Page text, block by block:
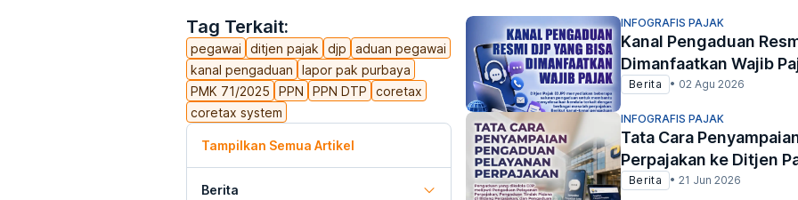
Tag Terkait:
pegawai ditjen pajak djp
aduan pegawai
kanal pengaduan
lapor pak purbaya
PMK 71/2025
PPN PPN DTP
coretax
coretax system
Tampilkan Semua Artikel
Berita
INFOGRAFIS PAJAK
Kanal Pengaduan
Dimanfaatkan Wajib
Berita • 02 Agu 2026
INFOGRAFIS PAJAK
Tata Cara
Perpajakan ke Ditjen
Berita • 21 Jun 2026